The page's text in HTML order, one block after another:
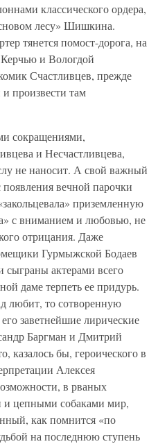
классического ордера,
лесу» Шишкина.
тянется помост-дорога, на
и Вологдой
Счастливцев, прежде
произвести там
сокращениями,
и Несчастливцева,
не наносит. А свой важный
вечной парочки
приземленную
с вниманием и любовью, не
отрицания. Даже
Гурмыжской Бодаев
актерами всего
даме терпеть ее придурь.
любит, то сотворенную
заветнейшие лирические
Баргман и Дмитрий
казалось бы, героического в
Алексея
в рваных
и цепными собаками мир,
как помнится «по
на последнюю ступень